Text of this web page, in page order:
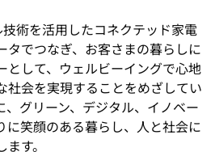
術を活用したコネクテッド家電
タでつなぎ、お客さまの暮らしに
として、ウェルビーイングで心地
社会を実現することをめざしてい
、グリーン、デジタル、イノベー
に笑顔のある暮らし、人と社会に
す。